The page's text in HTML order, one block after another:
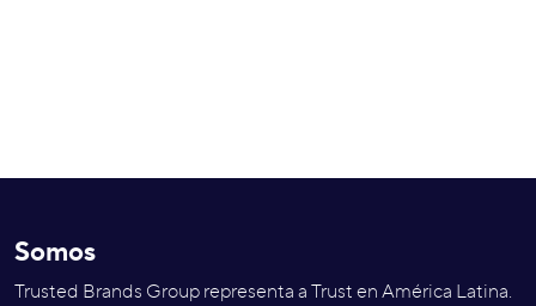
Somos
Trusted Brands Group representa a Trust en América Latina.